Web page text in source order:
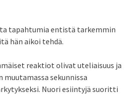
tapahtumia entistä tarkemmin
hän aikoi tehdä.
reaktiot olivat uteliaisuus ja
muutamassa sekunnissa
Nuori esiintyjä suoritti